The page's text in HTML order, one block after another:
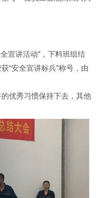
宣讲活动”，下料班组结
“安全宣讲标兵”称号，由
优秀习惯保持下去，其他